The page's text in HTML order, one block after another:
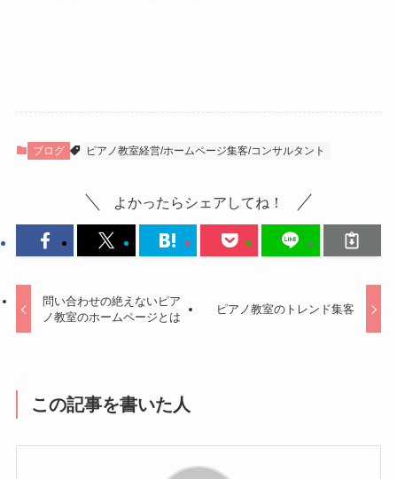
ブログ ピアノ教室経営/ホームページ集客/コンサルタント
よかったらシェアしてね！
問い合わせの絶えないピア
ノ教室のホームページとは
ピアノ教室のトレンド集客
この記事を書いた人